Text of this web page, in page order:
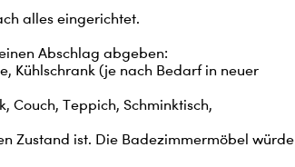
alles eingerichtet.
Abschlag abgeben:
Zustand ist. Die Badezimmermöbel würde